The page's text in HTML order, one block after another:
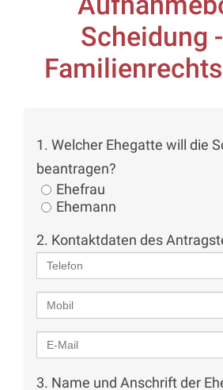
Scheidung
1. Welcher Ehegatte will die
beantragen?
Ehefrau
Ehemann
2. Kontaktdaten des
3. Name und Anschrift der